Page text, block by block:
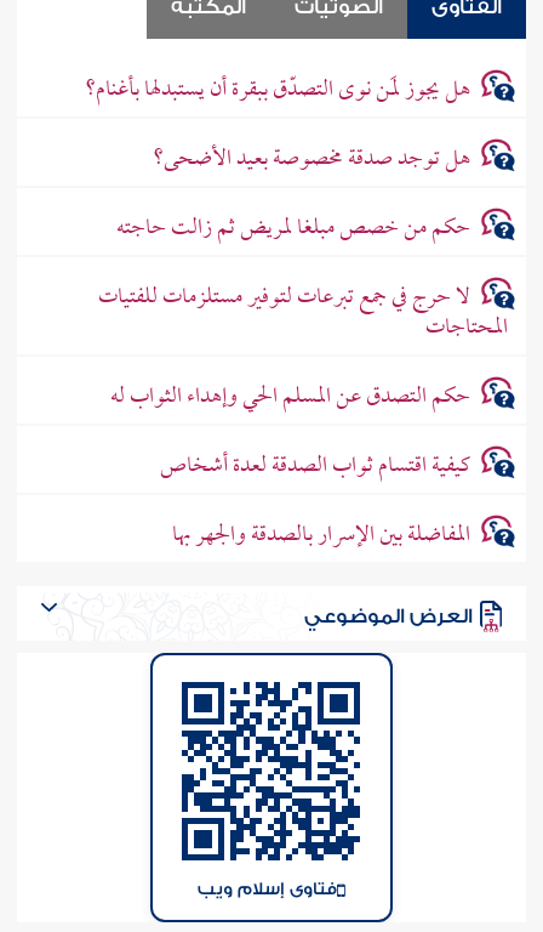
الفتاوى الصوتيات المكتبة
هل يجوز لمَن نوى التصدّق ببقرة أن يستبدلها بأغنام؟
هل توجد صدقة مخصوصة بعيد الأضحى؟
حكم من خصص مبلغا لمريض ثم زالت حاجته
لا حرج في جمع تبرعات لتوفير مستلزمات للفتيات
المحتاجات
حكم التصدق عن المسلم الحي وإهداء الثواب له
كيفية اقتسام ثواب الصدقة لعدة أشخاص
المفاضلة بين الإسرار بالصدقة والجهر بها
العرض الموضوعي
فتاوى إسلام ويب